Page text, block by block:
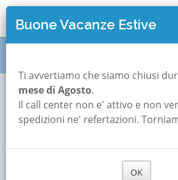
Gualtieri
Gualtieri
Buone Vacanze Estive
Ti avvertiamo che siamo chiusi
mese di Agosto.
Il call center non e' attivo e non
spedizioni ne' refertazioni.
OK